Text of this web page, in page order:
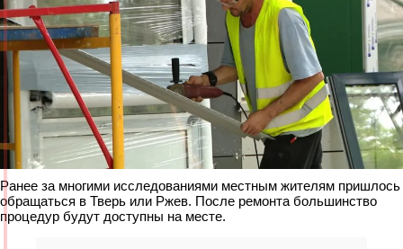
Ранее за многими исследованиями местным жителям пришлось
обращаться в Тверь или Ржев. После ремонта большинство
процедур будут доступны на месте.